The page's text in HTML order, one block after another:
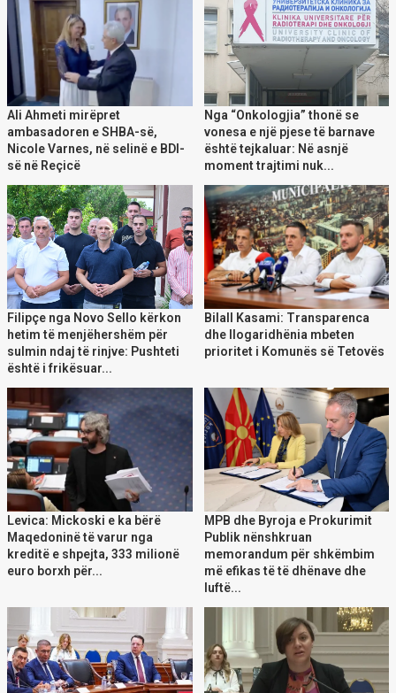
Ali Ahmeti mirëpret
ambasadoren e SHBA-së,
Nicole Varnes, në selinë e BDI-
së në Reçicë
Nga “Onkologjia” thonë se
vonesa e një pjese të barnave
është tejkaluar: Në asnjë
moment trajtimi nuk...
Filipçe nga Novo Sello kërkon
hetim të menjëhershëm për
sulmin ndaj të rinjve: Pushteti
është i frikësuar...
Bilall Kasami: Transparenca
dhe llogaridhënia mbeten
prioritet i Komunës së Tetovës
Levica: Mickoski e ka bërë
Maqedoninë të varur nga
kreditë e shpejta, 333 milionë
euro borxh për...
MPB dhe Byroja e Prokurimit
Publik nënshkruan
memorandum për shkëmbim
më efikas të të dhënave dhe
luftë...